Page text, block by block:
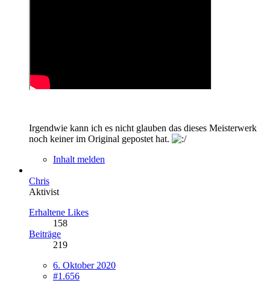
Irgendwie kann ich es nicht glauben das dieses Meisterwerk
noch keiner im Original gepostet hat.
Inhalt melden
Chris
Aktivist
Erhaltene Likes
158
Beiträge
219
6. Oktober 2020
#1.656